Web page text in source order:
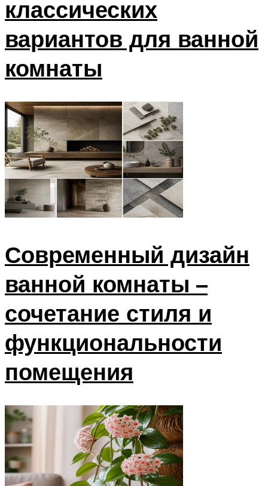
классических
вариантов для ванной
комнаты
Современный дизайн
ванной комнаты –
сочетание стиля и
функциональности
помещения